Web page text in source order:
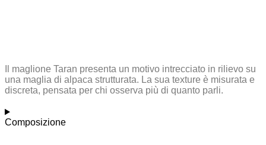
Il maglione Taran presenta un motivo intrecciato in rilievo su
una maglia di alpaca strutturata. La sua texture è misurata e
discreta, pensata per chi osserva più di quanto parli.
Composizione